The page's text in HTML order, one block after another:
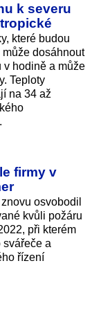
k severu
které budou
dosáhnout
v hodině a může
Teploty
na 34 až
firmy v
osvobodil
kvůli požáru
při kterém
svářeče a
řízení